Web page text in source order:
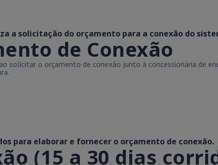
a solicitação do orçamento para a conexão do
de Conexão
solicitar o orçamento de conexão junto à concessionária de
para elaborar e fornecer o orçamento de conexão.
(15 a 30 dias